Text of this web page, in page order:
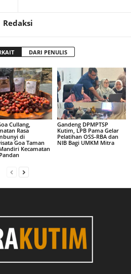
Redaksi
DARI PENULIS
Cullang,
Rasa
di
Goa Taman
Kecamatan
Gandeng DPMPTSP
Kutim, LPB Pama Gelar
Pelatihan OSS-RBA dan
NIB Bagi UMKM Mitra